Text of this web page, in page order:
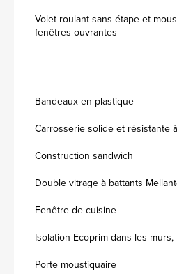
Volet roulant sans étape et
fenêtres ouvrantes
Bandeaux en plastique
Carrosserie solide et résistante
Construction sandwich
Double vitrage à battants
Fenêtre de cuisine
Isolation Ecoprim dans les
Porte moustiquaire